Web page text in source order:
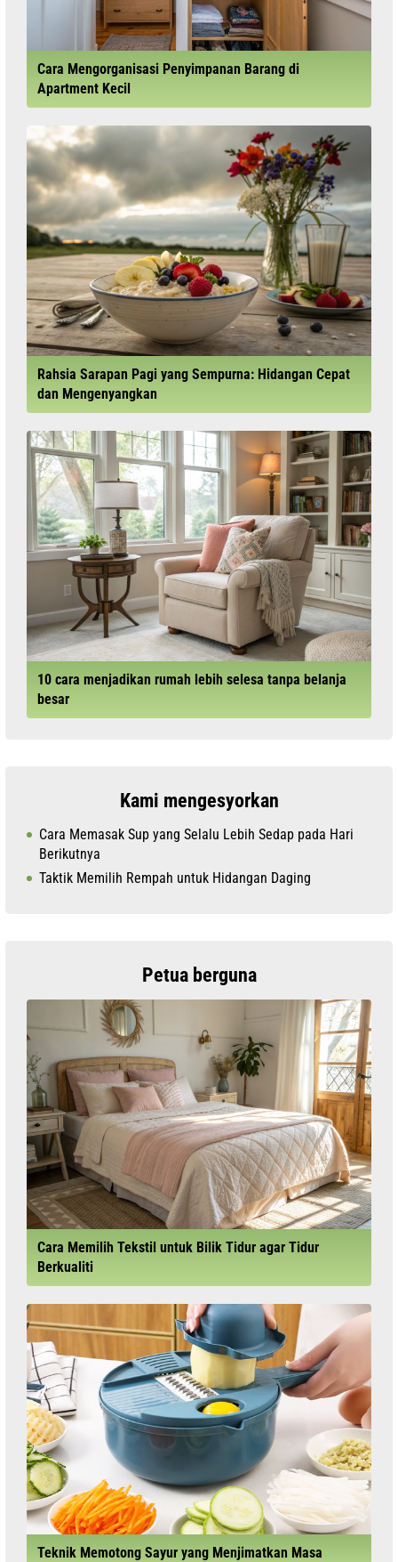
Cara Mengorganisasi Penyimpanan Barang di
Apartment Kecil
Rahsia Sarapan Pagi yang Sempurna: Hidangan Cepat
dan Mengenyangkan
10 cara menjadikan rumah lebih selesa tanpa belanja
besar
Kami mengesyorkan
Cara Memasak Sup yang Selalu Lebih Sedap pada Hari
Berikutnya
Taktik Memilih Rempah untuk Hidangan Daging
Petua berguna
Cara Memilih Tekstil untuk Bilik Tidur agar Tidur
Berkualiti
Teknik Memotong Sayur yang Menjimatkan Masa